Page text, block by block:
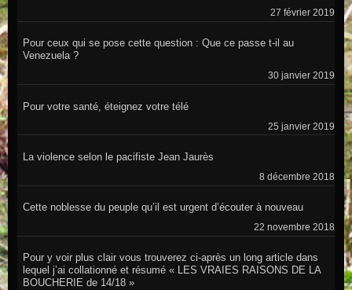
27 février 2019
Pour ceux qui se pose cette question : Que ce passe t-il au
Venezuela ?
30 janvier 2019
Pour votre santé, éteignez votre télé
25 janvier 2019
La violence selon le pacifiste Jean Jaurès
8 décembre 2018
Cette noblesse du peuple qu’il est urgent d’écouter à nouveau
22 novembre 2018
Pour y voir plus clair vous trouverez ci-après un long article dans
lequel j’ai collationné et résumé « LES VRAIES RAISONS DE LA
BOUCHERIE de 14/18 »